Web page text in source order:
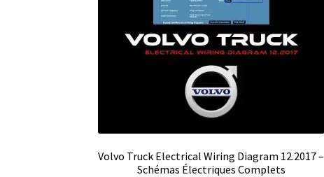
Volvo Truck Electrical Wiring Diagram 12.2017 –
Schémas Électriques Complets